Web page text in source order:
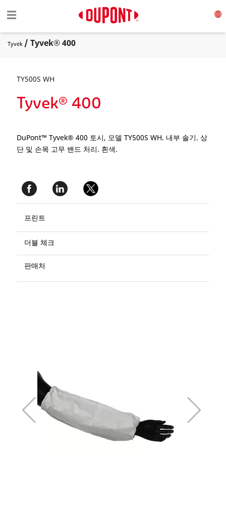
Toggle navigation
☰
Tyvek / Tyvek® 400
TY500S WH
Tyvek® 400
DuPont™ Tyvek® 400 토시, 모델 TY500S WH. 내부 솔기. 상
단 및 손목 고무 밴드 처리. 흰색.
프린트
더블 체크
판매처